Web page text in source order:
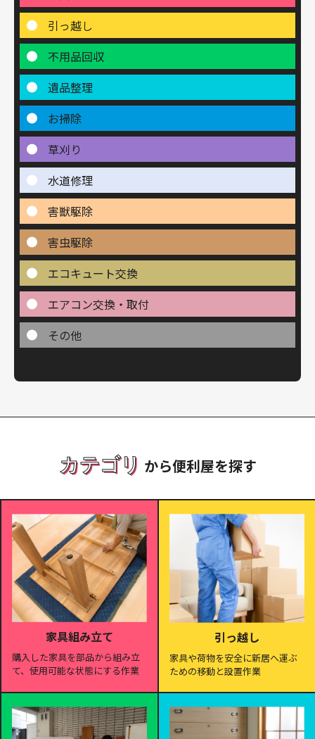
引っ越し
不用品回収
遺品整理
お掃除
草刈り
水道修理
害獣駆除
害虫駆除
エコキュート交換
エアコン交換・取付
その他
カテゴリ から便利屋を探す
家具組み立て
購入した家具を部品から組み立
て、使用可能な状態にする作業
引っ越し
家具や荷物を安全に新居へ運ぶ
ための移動と設置作業